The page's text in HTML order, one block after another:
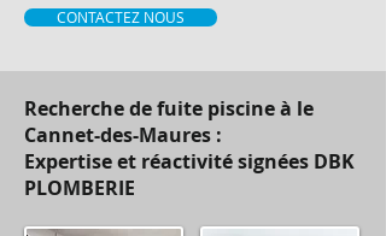
CONTACTEZ NOUS
Recherche de fuite piscine à le
Cannet-des-Maures :
Expertise et réactivité signées DBK
PLOMBERIE